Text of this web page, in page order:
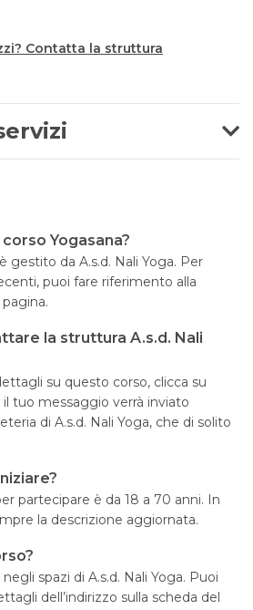
Contatta la struttura
Yogasana?
gestito da A.s.d. Nali Yoga. Per
puoi fare riferimento alla
la struttura A.s.d. Nali
su questo corso, clicca su
il tuo messaggio verrà inviato
di A.s.d. Nali Yoga, che di solito
partecipare è da 18 a 70 anni. In
la descrizione aggiornata.
spazi di A.s.d. Nali Yoga. Puoi
dell’indirizzo sulla scheda del